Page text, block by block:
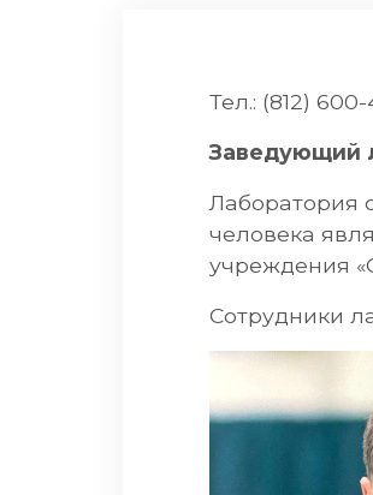
Тел.: (812) 600-
Заведующий
Лаборатория
человека
учреждения
Сотрудники